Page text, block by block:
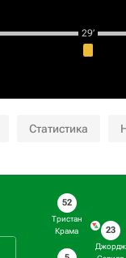
29‎’‎
Статистика
52
Тристан
Крама
23
Джордж